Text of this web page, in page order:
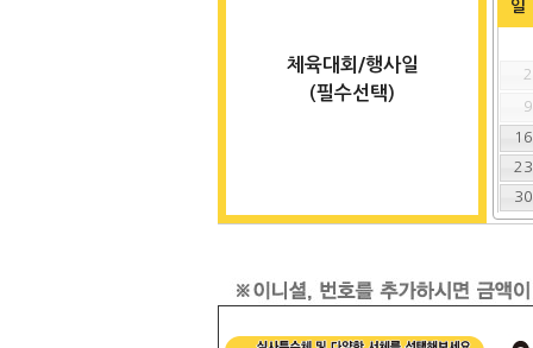
체육대회/행사일
(필수선택)
일
2
9
16
23
30